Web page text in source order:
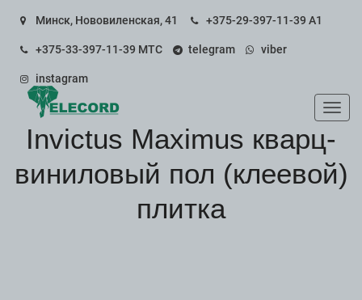
Минск, Нововиленская, 41 +375-29-397-11-39 А1
+375-33-397-11-39 МТС telegram viber
instagram
Invictus Maximus кварц-
виниловый пол (клеевой)
плитка